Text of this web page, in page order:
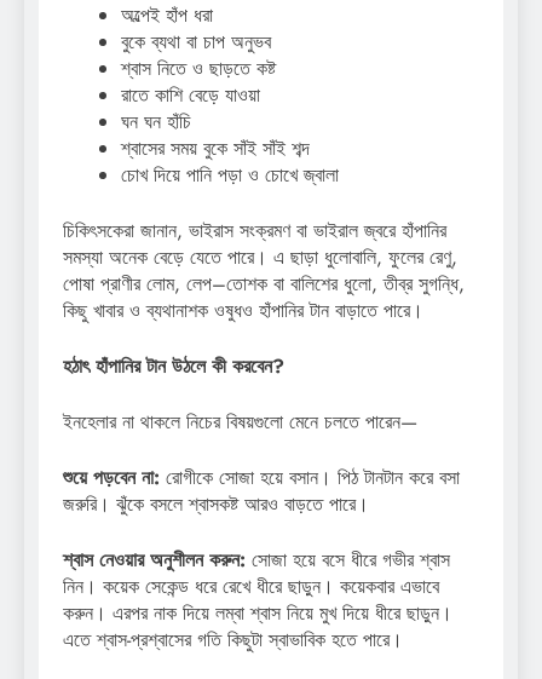
অল্পেই হাঁপ ধরা
বুকে ব্যথা বা চাপ অনুভব
শ্বাস নিতে ও ছাড়তে কষ্ট
রাতে কাশি বেড়ে যাওয়া
ঘন ঘন হাঁচি
শ্বাসের সময় বুকে সাঁই সাঁই শব্দ
চোখ দিয়ে পানি পড়া ও চোখে জ্বালা
চিকিৎসকেরা জানান, ভাইরাস সংক্রমণ বা ভাইরাল জ্বরে হাঁপানির
সমস্যা অনেক বেড়ে যেতে পারে। এ ছাড়া ধুলোবালি, ফুলের রেণু,
পোষা প্রাণীর লোম, লেপ–তোশক বা বালিশের ধুলো, তীব্র সুগন্ধি,
কিছু খাবার ও ব্যথানাশক ওষুধও হাঁপানির টান বাড়াতে পারে।
হঠাৎ হাঁপানির টান উঠলে কী করবেন?
ইনহেলার না থাকলে নিচের বিষয়গুলো মেনে চলতে পারেন—
শুয়ে পড়বেন না: রোগীকে সোজা হয়ে বসান। পিঠ টানটান করে বসা
জরুরি। ঝুঁকে বসলে শ্বাসকষ্ট আরও বাড়তে পারে।
শ্বাস নেওয়ার অনুশীলন করুন: সোজা হয়ে বসে ধীরে গভীর শ্বাস
নিন। কয়েক সেকেন্ড ধরে রেখে ধীরে ছাড়ুন। কয়েকবার এভাবে
করুন। এরপর নাক দিয়ে লম্বা শ্বাস নিয়ে মুখ দিয়ে ধীরে ছাড়ুন।
এতে শ্বাস-প্রশ্বাসের গতি কিছুটা স্বাভাবিক হতে পারে।